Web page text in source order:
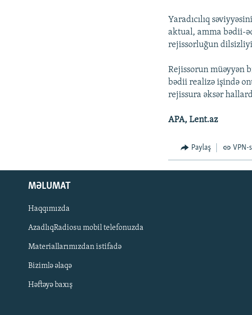
Yaradıcılıq
aktual, amma bədii-
rejissorluğun dilsizliyi
Rejissorun müəyyən
bədii realizə işində
rejissura əksər
APA, Lent.az
Paylaş VPN-
MƏLUMAT
Haqqımızda
AzadlıqRadiosu mobil telefonuzda
Materiallarımızdan istifadə
Bizimlə əlaqə
Həftəyə baxış